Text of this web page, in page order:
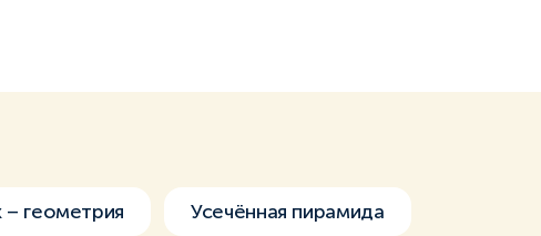
– геометрия Усечённая пирамида